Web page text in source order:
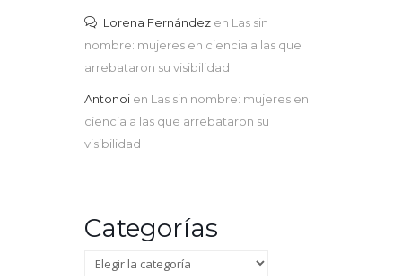
Lorena Fernández en Las sin
nombre: mujeres en ciencia a las que
arrebataron su visibilidad
Antonoi en Las sin nombre: mujeres en
ciencia a las que arrebataron su
visibilidad
Categorías
Categorías